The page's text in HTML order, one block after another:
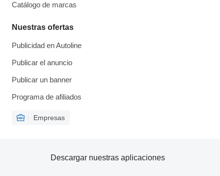
Catálogo de marcas
Nuestras ofertas
Publicidad en Autoline
Publicar el anuncio
Publicar un banner
Programa de afiliados
Empresas
Descargar nuestras aplicaciones